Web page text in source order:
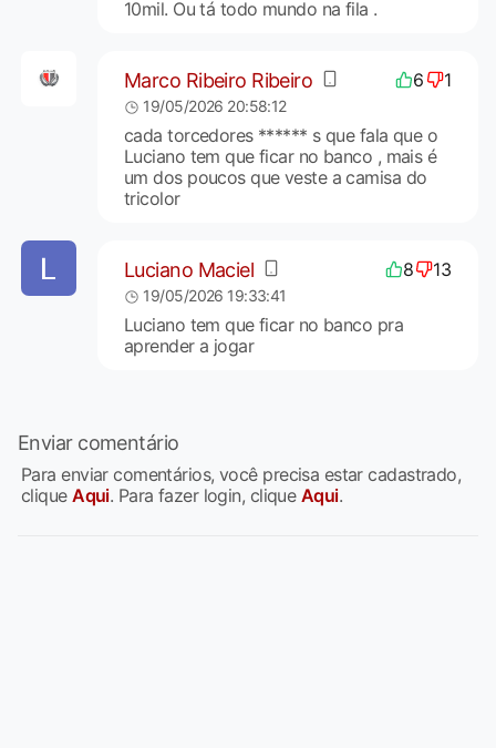
10mil. Ou tá todo mundo na fila .
Marco Ribeiro Ribeiro 6 1
19/05/2026 20:58:12
cada torcedores ****** s que fala que o
Luciano tem que ficar no banco , mais é
um dos poucos que veste a camisa do
tricolor
Luciano Maciel 8 13
19/05/2026 19:33:41
Luciano tem que ficar no banco pra
aprender a jogar
Enviar comentário
Para enviar comentários, você precisa estar cadastrado,
cliqueAqui. Para fazer login, clique Aqui.